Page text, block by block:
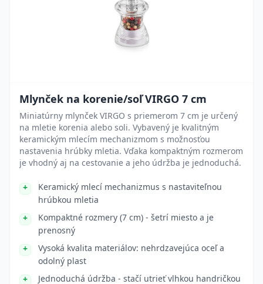
Mlynček na korenie/soľ VIRGO 7 cm
Miniatúrny mlynček VIRGO s priemerom 7 cm je určený
na mletie korenia alebo soli. Vybavený je kvalitným
keramickým mlecím mechanizmom s možnosťou
nastavenia hrúbky mletia. Vďaka kompaktným rozmerom
je vhodný aj na cestovanie a jeho údržba je jednoduchá.
Keramický mlecí mechanizmus s nastaviteľnou
hrúbkou mletia
Kompaktné rozmery (7 cm) - šetrí miesto a je
prenosný
Vysoká kvalita materiálov: nehrdzavejúca oceľ a
odolný plast
Jednoduchá údržba - stačí utrieť vlhkou handričkou